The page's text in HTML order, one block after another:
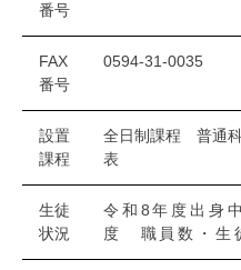
番号
FAX
番号
0594-31-0035
設置
課程
全日制課程 普通
表
生徒
状況
令和8年度出身
度 職員数・生